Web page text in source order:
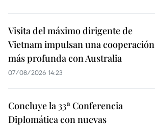
Visita del máximo dirigente de
Vietnam impulsan una cooperación
más profunda con Australia
07/08/2026 14:23
Concluye la 33ª Conferencia
Diplomática con nuevas